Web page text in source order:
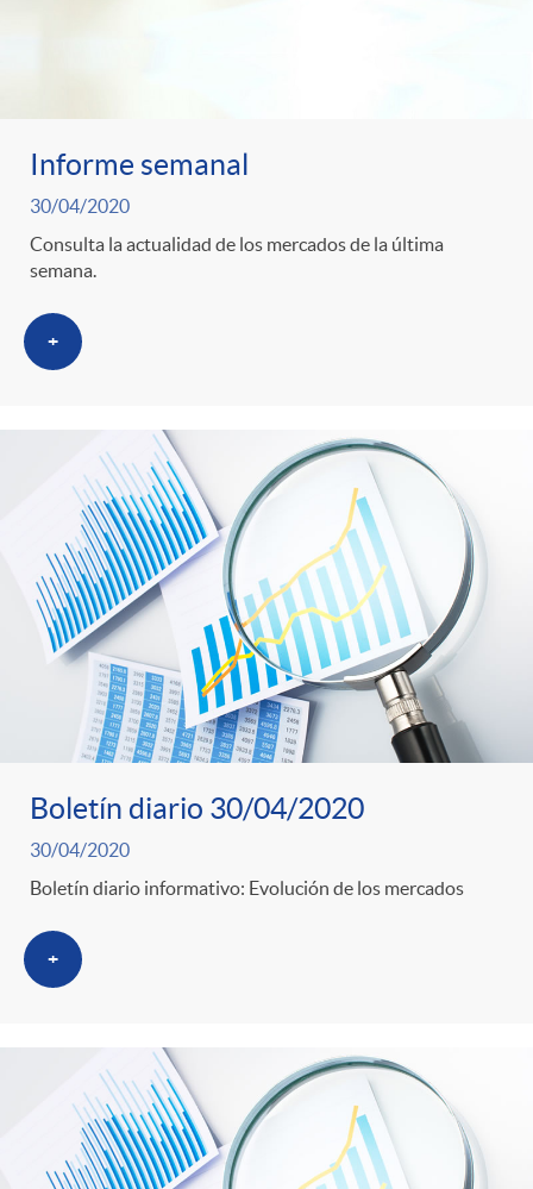
Informe semanal
30/04/2020
Consulta la actualidad de los mercados de la última
semana.
+
Boletín diario 30/04/2020
30/04/2020
Boletín diario informativo: Evolución de los mercados
+